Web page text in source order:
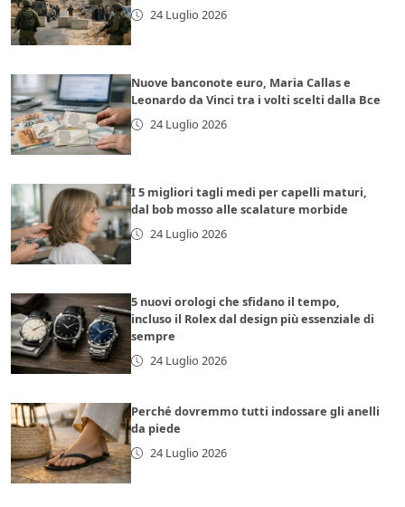
24 Luglio 2026
Nuove banconote euro, Maria Callas e
Leonardo da Vinci tra i volti scelti dalla Bce
24 Luglio 2026
I 5 migliori tagli medi per capelli maturi,
dal bob mosso alle scalature morbide
24 Luglio 2026
5 nuovi orologi che sfidano il tempo,
incluso il Rolex dal design più essenziale di
sempre
24 Luglio 2026
Perché dovremmo tutti indossare gli anelli
da piede
24 Luglio 2026